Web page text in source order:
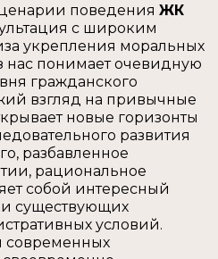
поведения ЖК
с широким
укрепления моральных
нас понимает очевидную
гражданского
взгляд на привычные
новые горизонты
развития
разбавленное
рациональное
собой интересный
существующих
условий.
современных